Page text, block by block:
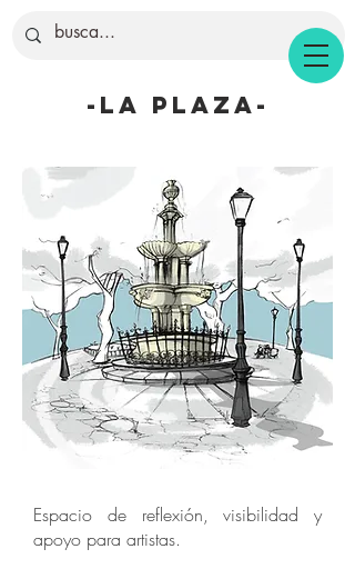
-la plaza-
Espacio de reflexión, visibilidad y
apoyo para artistas.